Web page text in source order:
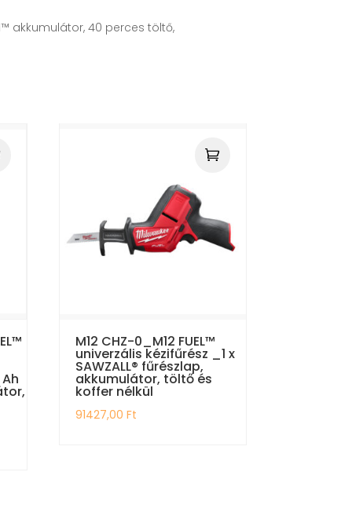
akkumulátor, 40 perces töltő,
M12 CHZ-0_M12 FUEL™
univerzális kézifűrész _1 x
SAWZALL® fűrészlap,
akkumulátor, töltő és
koffer nélkül
91427,00Ft